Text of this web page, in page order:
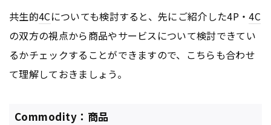
共生的4Cについても検討すると、先にご紹介した4P・4C
の双方の視点から商品やサービスについて検討できてい
るかチェックすることができますので、こちらも合わせ
て理解しておきましょう。
Commodity：商品